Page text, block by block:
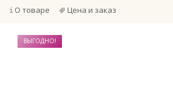
О товаре Цена и заказ
ВЫГОДНО!